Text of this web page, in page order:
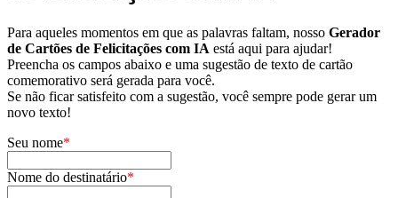
Para aqueles momentos em que as palavras faltam, nosso Gerador
de Cartões de Felicitações com IA está aqui para ajudar!
Preencha os campos abaixo e uma sugestão de texto de cartão
comemorativo será gerada para você.
Se não ficar satisfeito com a sugestão, você sempre pode gerar um
novo texto!
Seu nome*
Nome do destinatário*